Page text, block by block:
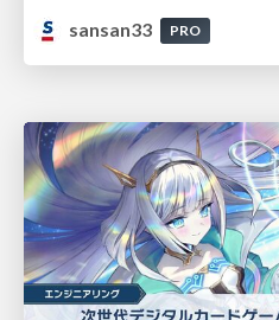
sansan33
PRO